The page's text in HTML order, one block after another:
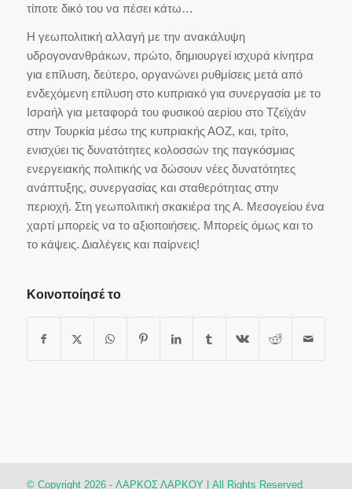
τίποτε δικό του να πέσει κάτω…
Η γεωπολιτική αλλαγή με την ανακάλυψη
υδρογονανθράκων, πρώτο, δημιουργεί ισχυρά κίνητρα
για επίλυση, δεύτερο, οργανώνει ρυθμίσεις μετά από
ενδεχόμενη επίλυση στο κυπριακό για συνεργασία με το
Ισραήλ για μεταφορά του φυσικού αερίου στο Τζεϊχάν
στην Τουρκία μέσω της κυπριακής ΑΟΖ, και, τρίτο,
ενισχύει τις δυνατότητες κολοσσών της παγκόσμιας
ενεργειακής πολιτικής να δώσουν νέες δυνατότητες
ανάπτυξης, συνεργασίας και σταθερότητας στην
περιοχή. Στη γεωπολιτική σκακιέρα της Α. Μεσογείου ένα
χαρτί μπορείς να το αξιοποιήσεις. Μπορείς όμως και το
το κάψεις. Διαλέγεις και παίρνεις!
Κοινοποίησέ το
© Copyright 2026 - ΛΑΡΚΟΣ ΛΑΡΚΟΥ | All Rights Reserved.